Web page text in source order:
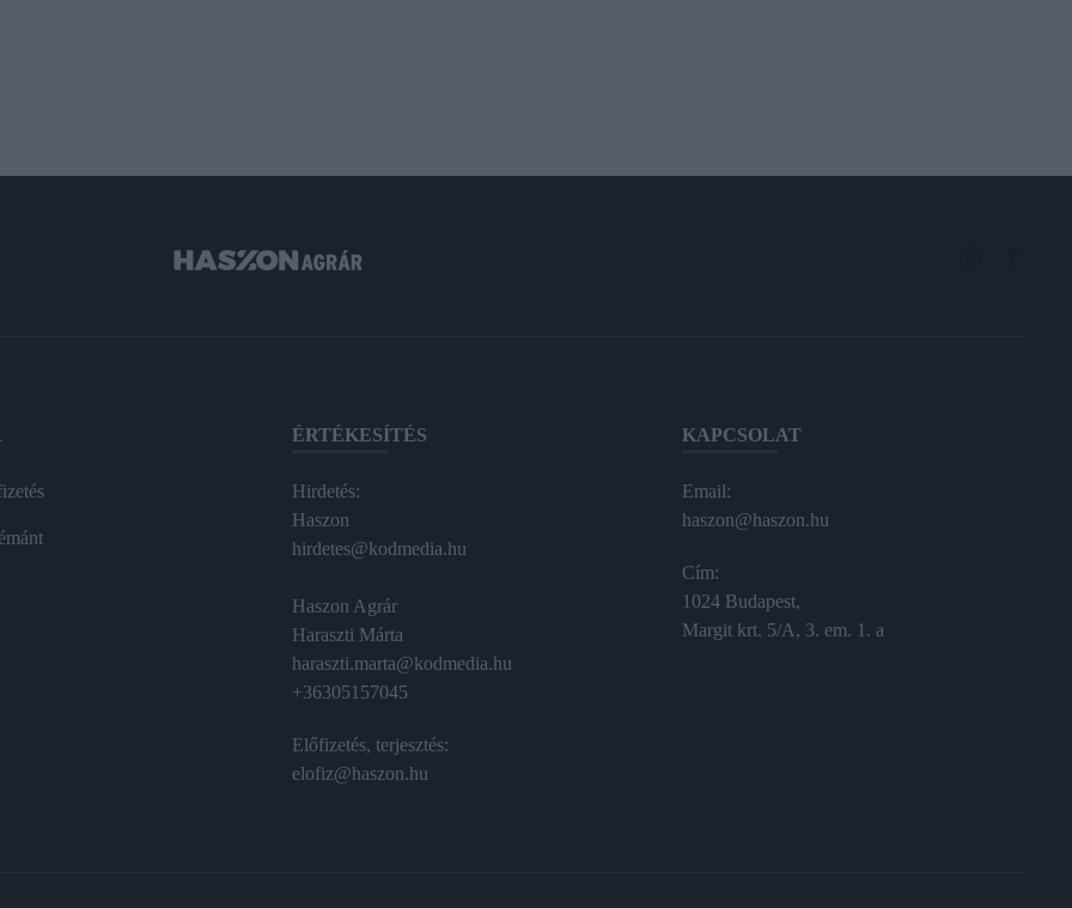
ÉRTÉKESÍTÉS
Hirdetés:
Haszon
hirdetes@kodmedia.hu
Haszon Agrár
Haraszti Márta
haraszti.marta@kodmedia.hu
+36305157045
Előfizetés, terjesztés:
elofiz@haszon.hu
KAPCSOLAT
Email:
haszon@haszon.hu
Cím:
1024 Budapest,
Margit krt. 5/A, 3. em. 1. a